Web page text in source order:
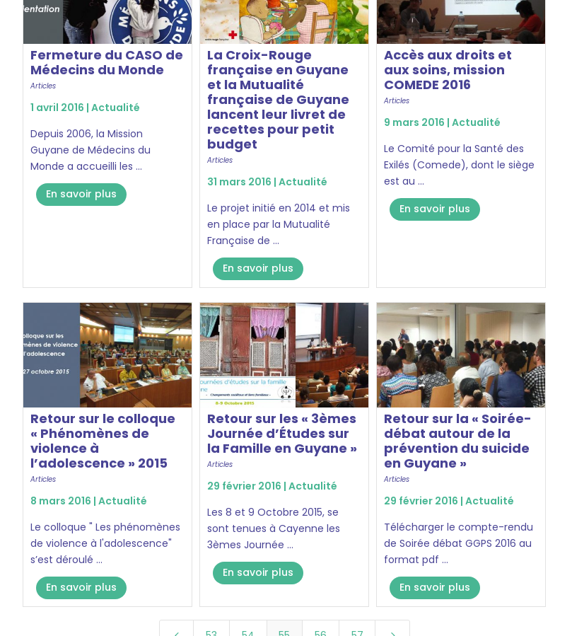
Fermeture du CASO de
Médecins du Monde
Articles
1 avril 2016 | Actualité
Depuis 2006, la Mission
Guyane de Médecins du
Monde a accueilli les ...
En savoir plus
La Croix-Rouge
française en Guyane
et la Mutualité
française de Guyane
lancent leur livret de
recettes pour petit
budget
Articles
31 mars 2016 | Actualité
Le projet initié en 2014 et mis
en place par la Mutualité
Française de ...
En savoir plus
Accès aux droits et
aux soins, mission
COMEDE 2016
Articles
9 mars 2016 | Actualité
Le Comité pour la Santé des
Exilés (Comede), dont le siège
est au ...
En savoir plus
Retour sur le colloque
« Phénomènes de
violence à
l’adolescence » 2015
Articles
8 mars 2016 | Actualité
Le colloque " Les phénomènes
de violence à l'adolescence"
s’est déroulé ...
En savoir plus
Retour sur les « 3èmes
Journée d’Études sur
la Famille en Guyane »
Articles
29 février 2016 | Actualité
Les 8 et 9 Octobre 2015, se
sont tenues à Cayenne les
3èmes Journée ...
En savoir plus
Retour sur la « Soirée-
débat autour de la
prévention du suicide
en Guyane »
Articles
29 février 2016 | Actualité
Télécharger le compte-rendu
de Soirée débat GGPS 2016 au
format pdf ...
En savoir plus